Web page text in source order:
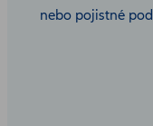
nebo pojistné